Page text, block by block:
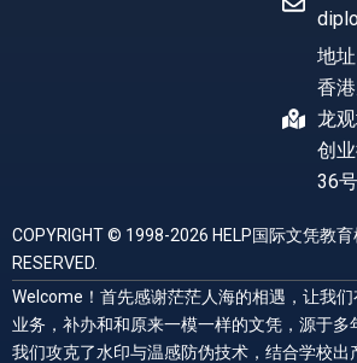
地址
香
龙
创
36号
COPYRIGHT © 1998-2026 HELP国际文凭教育
RESERVED.
Welcome！首先感谢茫茫人海的相遇，让我
业务，补办和和原来一模一样的文凭，源于多
我们攻克了水印与温感防伪技术，结合学校出